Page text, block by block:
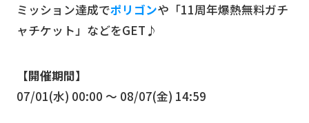
ミッション達成でポリゴンや「11周年爆熱無料ガチ
ャチケット」などをGET♪
【開催期間】
07/01(水) 00:00 〜 08/07(金) 14:59